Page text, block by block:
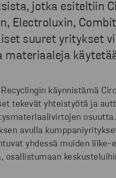
jotka esiteltiin
Electroluxin,
suuret yritykset
materiaaleja
käynnistämä
tekevät yhteistyötä ja
avulla
yhdessä muiden
osallistumaan